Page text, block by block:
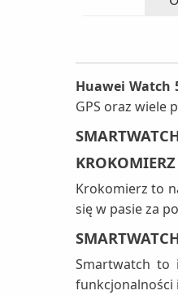
Huawei Watch
GPS oraz wiele
KROKOMIERZ
Krokomierz to
się w pasie za
Smartwatch to
funkcjonalności